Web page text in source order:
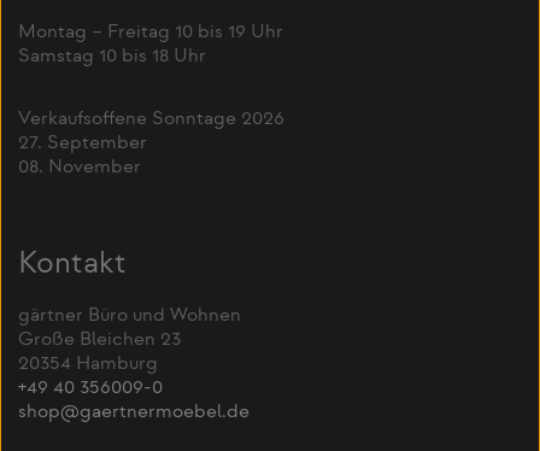
Montag – Freitag 10 bis 19 Uhr
Samstag 10 bis 18 Uhr
Verkaufsoffene Sonntage 2026
27. September
08. November
Kontakt
gärtner Büro und Wohnen
Große Bleichen 23
20354 Hamburg
+49 40 356009-0
shop@gaertnermoebel.de